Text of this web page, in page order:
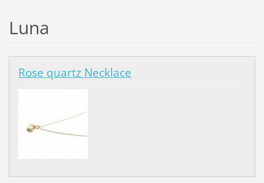
Luna
Rose quartz Necklace